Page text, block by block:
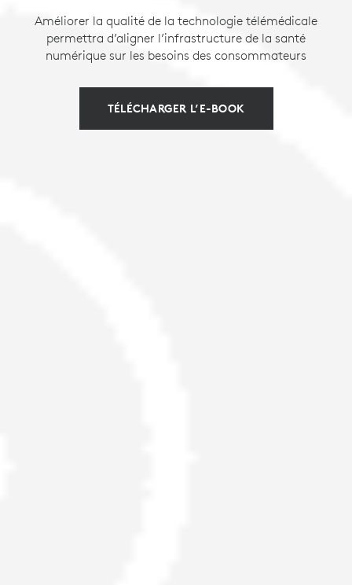
Améliorer la qualité de la technologie télémédicale
permettra d’aligner l’infrastructure de la santé
numérique sur les besoins des consommateurs
TÉLÉCHARGER L’E-BOOK